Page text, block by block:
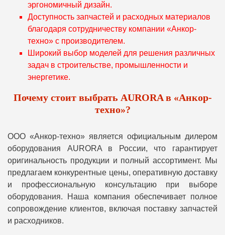
эргономичный дизайн.
Доступность запчастей и расходных материалов
благодаря сотрудничеству компании «Анкор-
техно» с производителем.
Широкий выбор моделей для решения различных
задач в строительстве, промышленности и
энергетике.
Почему стоит выбрать AURORA в «Анкор-
техно»?
ООО «Анкор-техно» является официальным дилером
оборудования AURORA в России, что гарантирует
оригинальность продукции и полный ассортимент. Мы
предлагаем конкурентные цены, оперативную доставку
и профессиональную консультацию при выборе
оборудования. Наша компания обеспечивает полное
сопровождение клиентов, включая поставку запчастей
и расходников.